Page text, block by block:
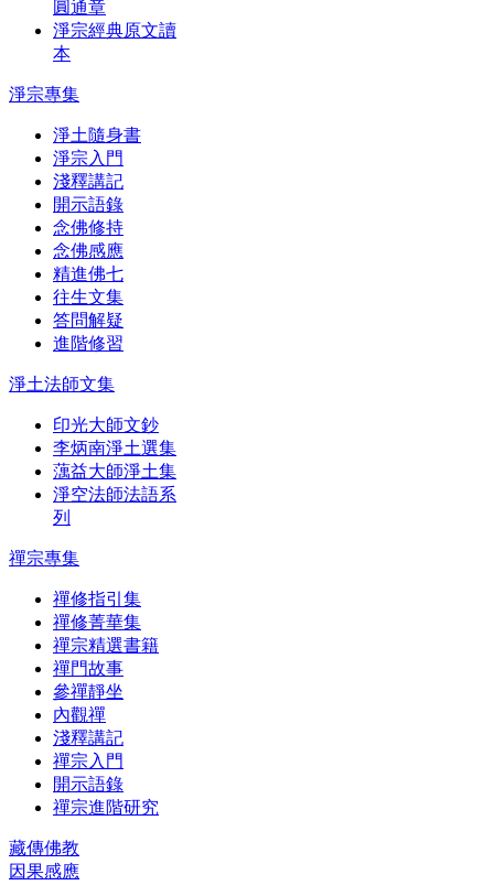
圓通章
淨宗經典原文讀
本
淨宗專集
淨土隨身書
淨宗入門
淺釋講記
開示語錄
念佛修持
念佛感應
精進佛七
往生文集
答問解疑
進階修習
淨土法師文集
印光大師文鈔
李炳南淨土選集
蕅益大師淨土集
淨空法師法語系
列
禪宗專集
禪修指引集
禪修菁華集
禪宗精選書籍
禪門故事
參禪靜坐
內觀禪
淺釋講記
禪宗入門
開示語錄
禪宗進階研究
藏傳佛教
因果感應